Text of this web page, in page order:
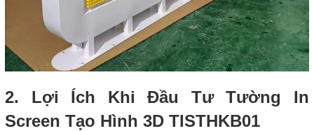
2. Lợi Ích Khi Đầu Tư Tường In
Screen Tạo Hình 3D TISTHKB01